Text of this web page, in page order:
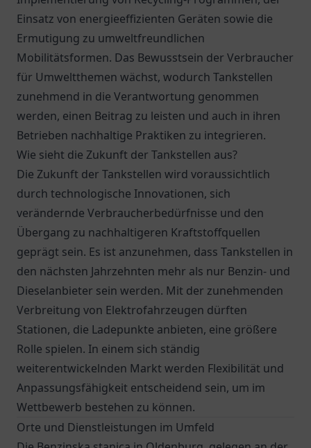
Einsatz von energieeffizienten Geräten sowie die
Ermutigung zu umweltfreundlichen
Mobilitätsformen. Das Bewusstsein der Verbraucher
für Umweltthemen wächst, wodurch Tankstellen
zunehmend in die Verantwortung genommen
werden, einen Beitrag zu leisten und auch in ihren
Betrieben nachhaltige Praktiken zu integrieren.
Wie sieht die Zukunft der Tankstellen aus?
Die Zukunft der Tankstellen wird voraussichtlich
durch technologische Innovationen, sich
verändernde Verbraucherbedürfnisse und den
Übergang zu nachhaltigeren Kraftstoffquellen
geprägt sein. Es ist anzunehmen, dass Tankstellen in
den nächsten Jahrzehnten mehr als nur Benzin- und
Dieselanbieter sein werden. Mit der zunehmenden
Verbreitung von Elektrofahrzeugen dürften
Stationen, die Ladepunkte anbieten, eine größere
Rolle spielen. In einem sich ständig
weiterentwickelnden Markt werden Flexibilität und
Anpassungsfähigkeit entscheidend sein, um im
Wettbewerb bestehen zu können.
Orte und Dienstleistungen im Umfeld